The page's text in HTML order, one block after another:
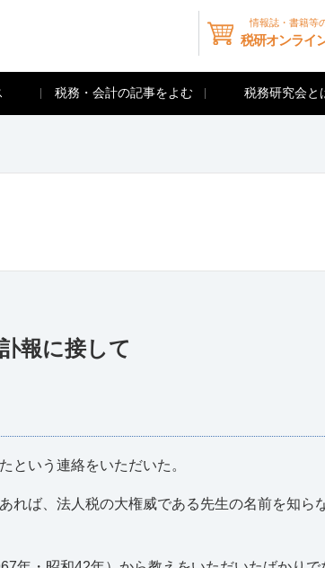
情報誌・書籍等
税研オンライ
税務・会計の記事をよむ 税務研究会と
報に接して
という連絡をいただいた。
れば、法人税の大権威である先生の名前を知ら